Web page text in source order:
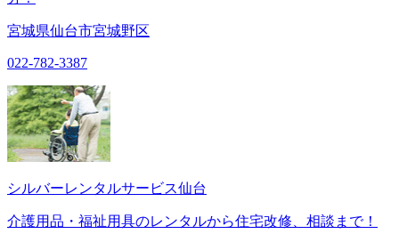
宮城県仙台市宮城野区
022-782-3387
シルバーレンタルサービス仙台
介護用品・福祉用具のレンタルから住宅改修、相談まで！